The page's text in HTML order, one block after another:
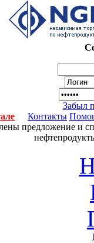
Забыл
Контакты
предложение и